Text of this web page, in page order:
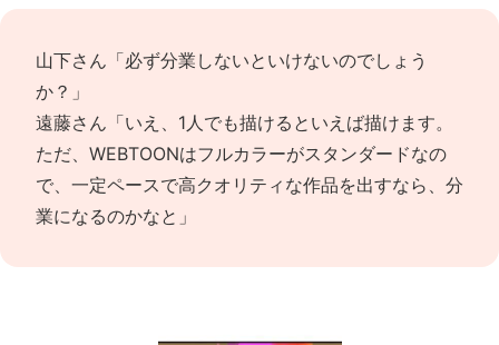
山下さん「必ず分業しないといけないのでしょう
か？」
遠藤さん「いえ、1人でも描けるといえば描けます。
ただ、WEBTOONはフルカラーがスタンダードなの
で、一定ペースで高クオリティな作品を出すなら、分
業になるのかなと」